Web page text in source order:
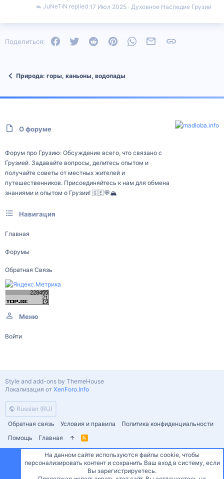
Духовное Наследие Грузии
17 Июл 2025
JuNeTiN
Поделиться: FacebookTwitter Reddit PinterestWhatsAppЭлектронная почта
Природа: горы, каньоны, водопады
О форуме
Форум про Грузию: Обсуждение всего, что связано с
Грузией. Задавайте вопросы, делитесь опытом и
получайте советы от местных жителей и
путешественников. Присоединяйтесь к нам для обмена
знаниями и опытом о Грузии! 🇬🇪💬🏔️
Навигация
Главная
Форумы
Обратная Связь
Меню
Войти
Russian (RU)
Обратная связь
Условия и правила
Политика конфиденциальности
Помощь
Главная
R
S
Style and add-ons by ThemeHouse
Локализация от XenForo.Info
СверхуСнизу
На данном сайте используются файлы cookie, чтобы
персонализировать контент и сохранить Ваш вход в систему, если
Вы зарегистрируетесь.